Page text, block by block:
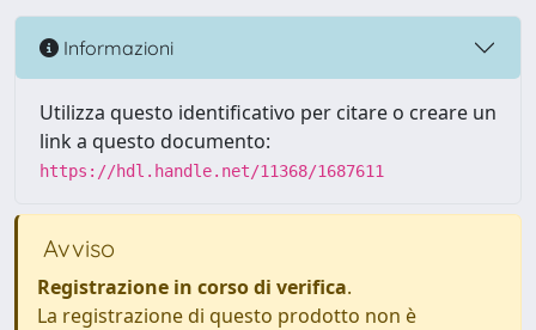
Informazioni
Utilizza questo identificativo per citare o creare un
link a questo documento:
https://hdl.handle.net/11368/1687611
Avviso
Registrazione in corso di verifica.
La registrazione di questo prodotto non è